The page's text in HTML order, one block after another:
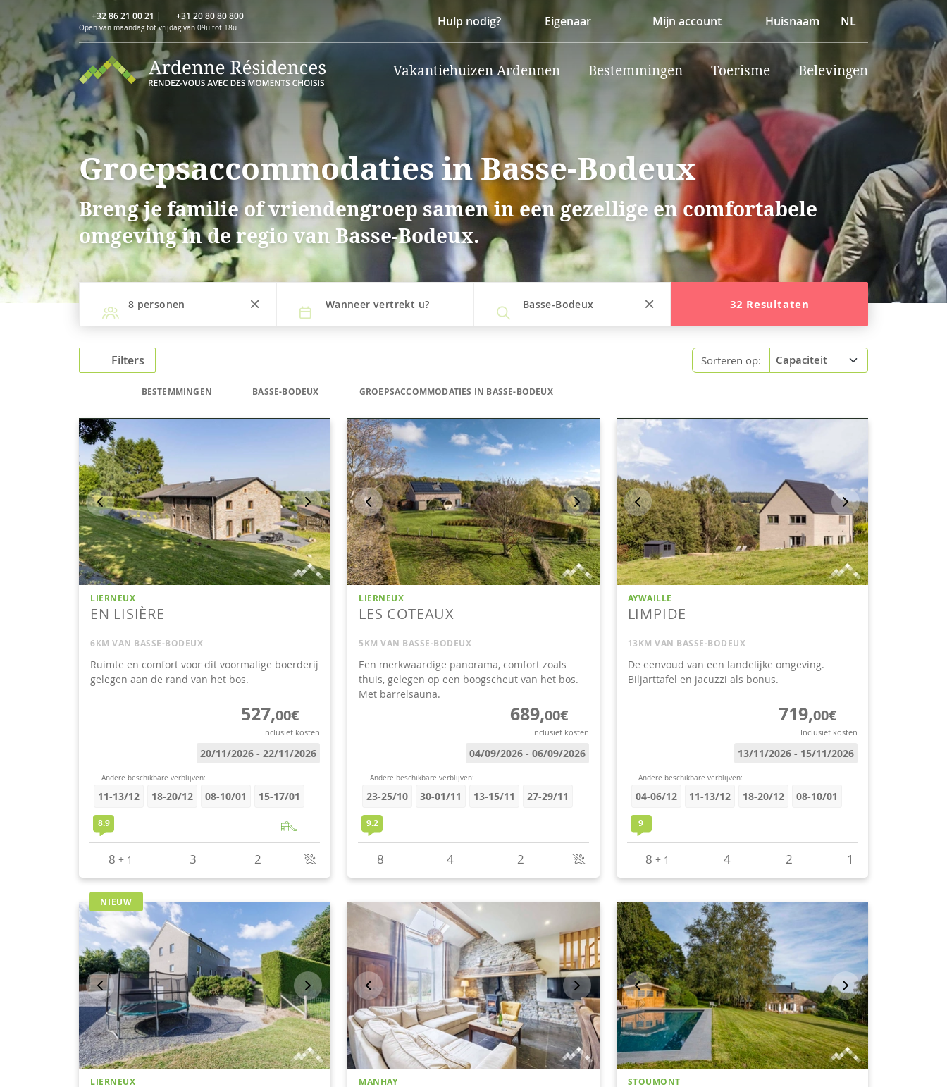
+32 86 21 00 21 | +31 20 80 80 800
Open van maandag tot vrijdag van 09u tot 18u Hulp nodig? Eigenaar Mijn account Huisnaam NL
Vakantiehuizen Ardennen Bestemmingen Toerisme Belevingen
Groepsaccommodaties in Basse-Bodeux
Breng je familie of vriendengroep samen in een gezellige en comfortabele
omgeving in de regio van Basse-Bodeux.
8 personen Wanneer vertrekt u? Basse-Bodeux 32 Resultaten
Filters Sorteren op:
BESTEMMINGEN BASSE-BODEUX GROEPSACCOMMODATIES IN BASSE-BODEUX